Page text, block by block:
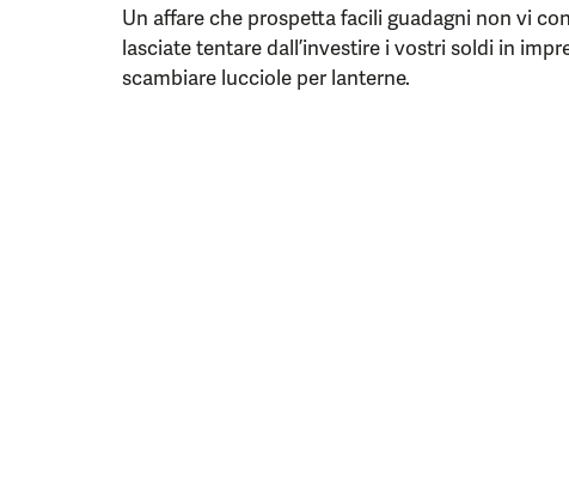
Un affare che prospetta facili guadagni non vi
lasciate tentare dall’investire i vostri soldi in
scambiare lucciole per lanterne.